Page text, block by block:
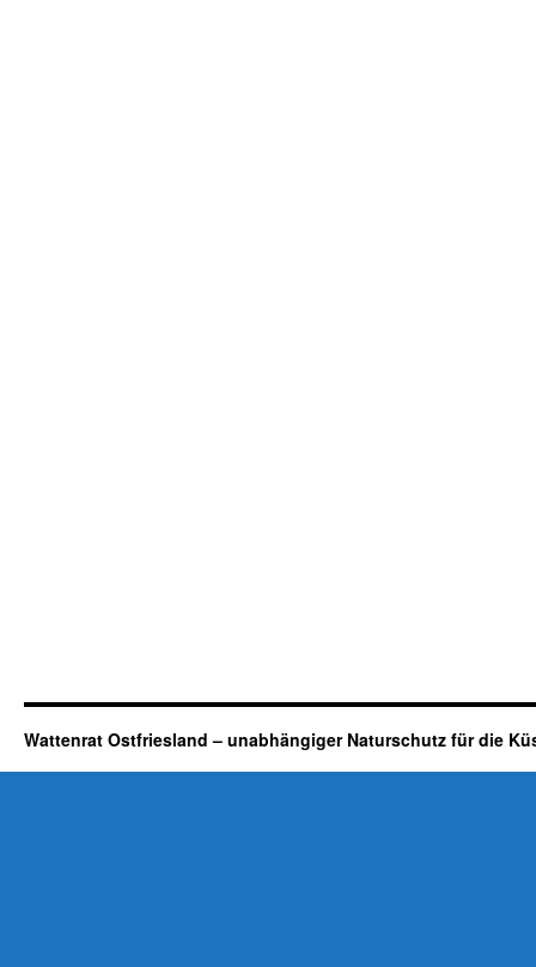
Wattenrat Ostfriesland – unabhängiger Naturschutz für die